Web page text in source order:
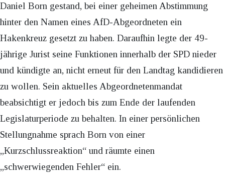
Daniel Born gestand, bei einer geheimen Abstimmung
hinter den Namen eines AfD-Abgeordneten ein
Hakenkreuz gesetzt zu haben. Daraufhin legte der 49-
jährige Jurist seine Funktionen innerhalb der SPD nieder
und kündigte an, nicht erneut für den Landtag kandidieren
zu wollen. Sein aktuelles Abgeordnetenmandat
beabsichtigt er jedoch bis zum Ende der laufenden
Legislaturperiode zu behalten. In einer persönlichen
Stellungnahme sprach Born von einer
„Kurzschlussreaktion“ und räumte einen
„schwerwiegenden Fehler“ ein.